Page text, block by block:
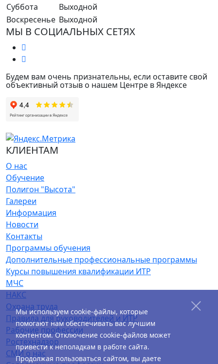
Суббота
Выходной
Воскресенье Выходной
МЫ В СОЦИАЛЬНЫХ СЕТЯХ
Будем вам очень признательны, если оставите свой
объективный отзыв о нашем Центре в Яндексе
КЛИЕНТАМ
О нас
Обучение
Полигон "Высота"
Галереи
Информация
Новости
Контакты
Программы обучения
Дополнительные профессиональные программы
Курсы повышения квалификации ИТР
МЧС
НАКС
Охрана труда
Правила для руководителей и ИТР
Рабочие профессии
Ростехнадзор
СМИ о нас
Мы используем cookie-файлы, которые
помогают нам обеспечивать вас лучшим
контентом. Отключение cookie-файлов может
привести к неполадкам в работе сайта.
Продолжая пользоваться сайтом, вы даете